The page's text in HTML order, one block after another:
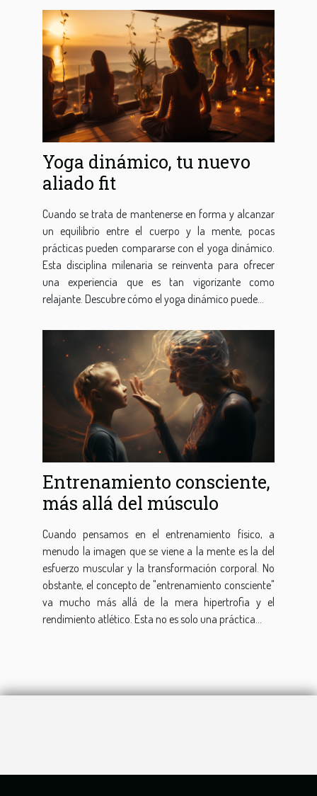
Yoga dinámico, tu nuevo
aliado fit
Cuando se trata de mantenerse en forma y alcanzar
un equilibrio entre el cuerpo y la mente, pocas
prácticas pueden compararse con el yoga dinámico.
Esta disciplina milenaria se reinventa para ofrecer
una experiencia que es tan vigorizante como
relajante. Descubre cómo el yoga dinámico puede...
Entrenamiento consciente,
más allá del músculo
Cuando pensamos en el entrenamiento físico, a
menudo la imagen que se viene a la mente es la del
esfuerzo muscular y la transformación corporal. No
obstante, el concepto de "entrenamiento consciente"
va mucho más allá de la mera hipertrofia y el
rendimiento atlético. Esta no es solo una práctica...